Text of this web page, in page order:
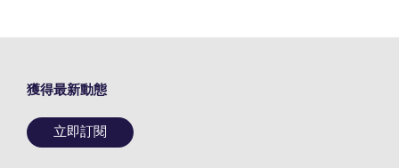
獲得最新動態
立即訂閱